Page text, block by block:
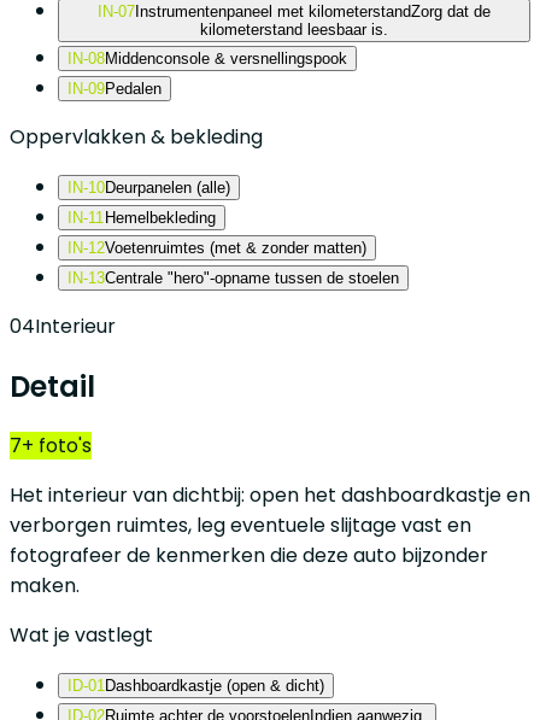
IN-07Instrumentenpaneel met kilometerstandZorg dat de
kilometerstand leesbaar is.
IN-08Middenconsole & versnellingspook
IN-09Pedalen
Oppervlakken & bekleding
IN-10Deurpanelen (alle)
IN-11 Hemelbekleding
IN-12Voetenruimtes (met & zonder matten)
IN-13Centrale "hero"-opname tussen de stoelen
04Interieur
Detail
7+ foto's
Het interieur van dichtbij: open het dashboardkastje en
verborgen ruimtes, leg eventuele slijtage vast en
fotografeer de kenmerken die deze auto bijzonder
maken.
Wat je vastlegt
ID-01Dashboardkastje (open & dicht)
ID-02Ruimte achter de voorstoelen Indien aanwezig.